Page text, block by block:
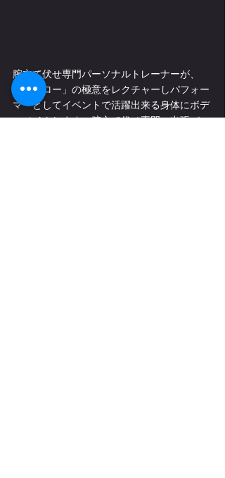
腕立て伏せ専門パーソナルトレーナーが、
「ヒーロー」の極意をレクチャーしパフォー
マーとしてイベントで活躍出来る身体にボデ
ィメイクします。腕立て伏せ専門の出張パー